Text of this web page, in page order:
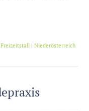
Freizeitstall |Niederösterreich